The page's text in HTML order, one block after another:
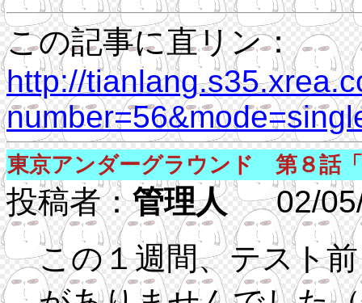
この記事に直リン：
http://
東京アンダーグラウンド 第８話
投稿者：管理人 02/05/
この１週間、テスト